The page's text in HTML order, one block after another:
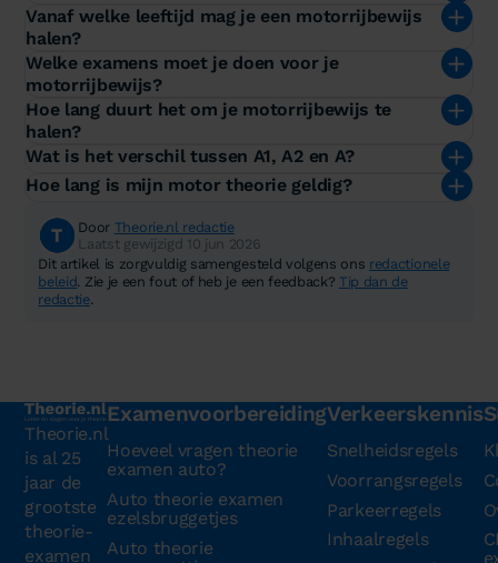
Vanaf welke leeftijd mag je een motorrijbewijs
halen?
Welke examens moet je doen voor je
motorrijbewijs?
Hoe lang duurt het om je motorrijbewijs te
halen?
Wat is het verschil tussen A1, A2 en A?
Hoe lang is mijn motor theorie geldig?
Door Theorie.nl redactie
Laatst gewijzigd 10 jun 2026
Dit artikel is zorgvuldig samengesteld volgens ons redactionele
beleid. Zie je een fout of heb je een feedback? Tip dan de
redactie.
Theorie.nl
is al 25
jaar de
grootste
theorie-
examen
Examenvoorbereiding
Hoeveel vragen theorie
examen auto?
Auto theorie examen
ezelsbruggetjes
Auto theorie
Verkeerskennis
Snelheidsregels
Voorrangsregels
Parkeerregels
Inhaalregels